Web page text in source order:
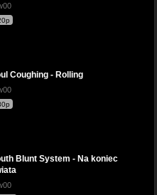
Coughing - Rolling
Blunt System - Na koniec